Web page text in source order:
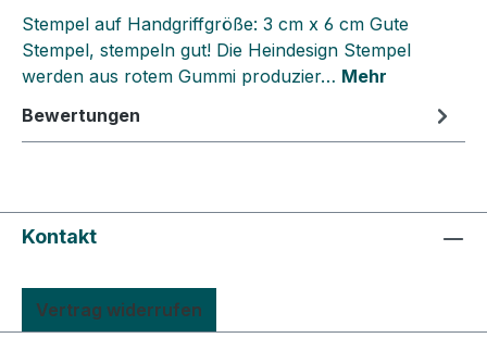
Stempel auf Handgriffgröße: 3 cm x 6 cm Gute
Stempel, stempeln gut! Die Heindesign Stempel
werden aus rotem Gummi produzier… Mehr
Bewertungen
Kontakt
Vertrag widerrufen